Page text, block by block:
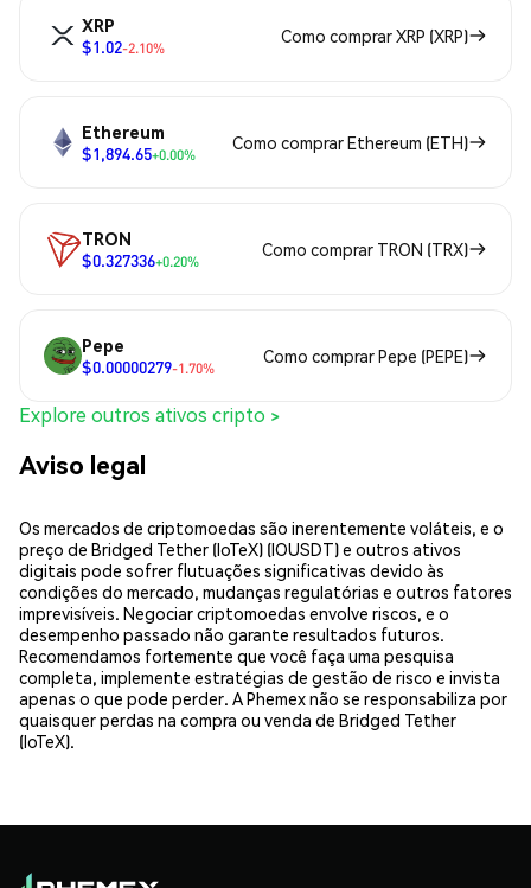
XRP
$1.02-2.10%
Como comprar XRP (XRP)
Ethereum
$1,894.65+0.00%
Como comprar Ethereum (ETH)
TRON
$0.327336+0.20%
Como comprar TRON (TRX)
Pepe
$0.00000279-1.70%
Como comprar Pepe (PEPE)
Explore outros ativos cripto >
Aviso legal
Os mercados de criptomoedas são inerentemente voláteis, e o
preço de Bridged Tether (IoTeX) (IOUSDT) e outros ativos
digitais pode sofrer flutuações significativas devido às
condições do mercado, mudanças regulatórias e outros fatores
imprevisíveis. Negociar criptomoedas envolve riscos, e o
desempenho passado não garante resultados futuros.
Recomendamos fortemente que você faça uma pesquisa
completa, implemente estratégias de gestão de risco e invista
apenas o que pode perder. A Phemex não se responsabiliza por
quaisquer perdas na compra ou venda de Bridged Tether
(IoTeX).